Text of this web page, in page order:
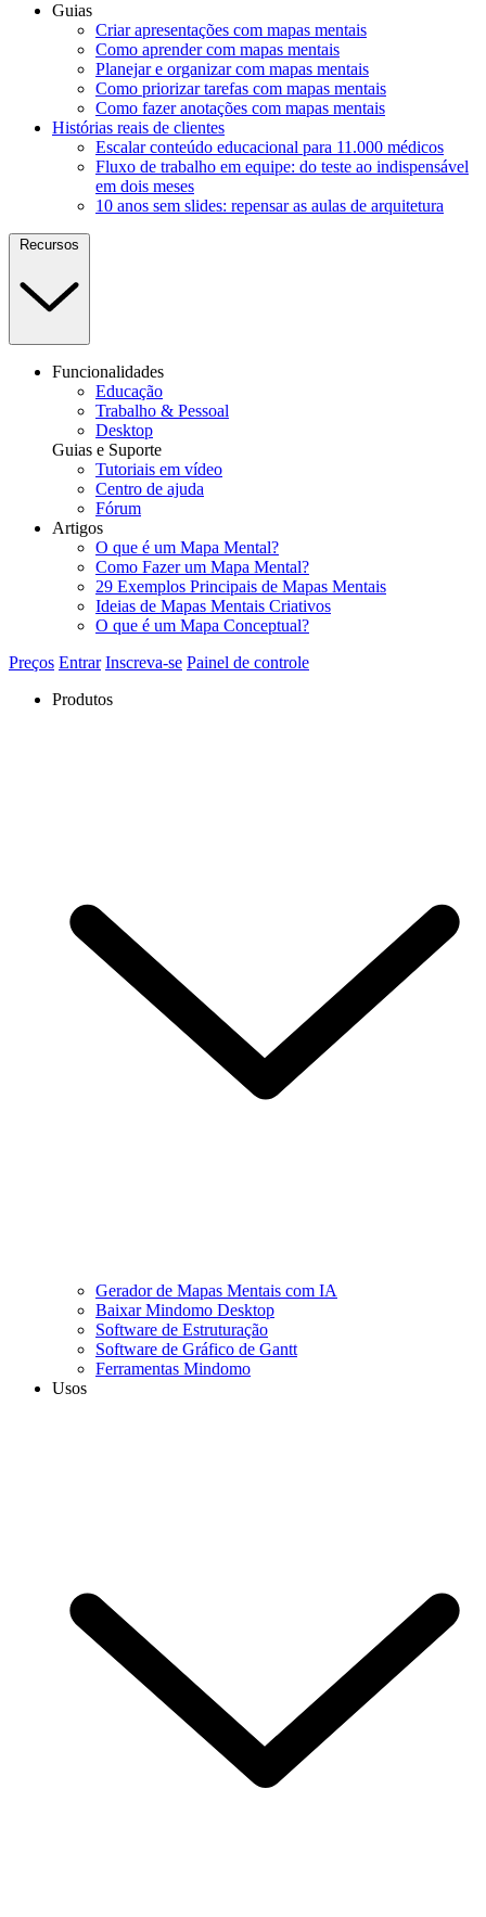
Guias
Criar apresentações com mapas mentais
Como aprender com mapas mentais
Planejar e organizar com mapas mentais
Como priorizar tarefas com mapas mentais
Como fazer anotações com mapas mentais
Histórias reais de clientes
Escalar conteúdo educacional para 11.000 médicos
Fluxo de trabalho em equipe: do teste ao indispensável
em dois meses
10 anos sem slides: repensar as aulas de arquitetura
Recursos
Funcionalidades
Educação
Trabalho & Pessoal
Desktop
Guias e Suporte
Tutoriais em vídeo
Centro de ajuda
Fórum
Artigos
O que é um Mapa Mental?
Como Fazer um Mapa Mental?
29 Exemplos Principais de Mapas Mentais
Ideias de Mapas Mentais Criativos
O que é um Mapa Conceptual?
Preços Entrar Inscreva-se Painel de controle
Produtos
Gerador de Mapas Mentais com IA
Baixar Mindomo Desktop
Software de Estruturação
Software de Gráfico de Gantt
Ferramentas Mindomo
Usos